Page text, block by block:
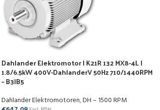
Dahlander Elektromotor | K21R 132 MX8-4L |
1.8/6.5kW 400V-DahlanderV 50Hz 710/1440RPM
– B3|B5
Dahlander Elektromotoren,DH – 1500 RPM